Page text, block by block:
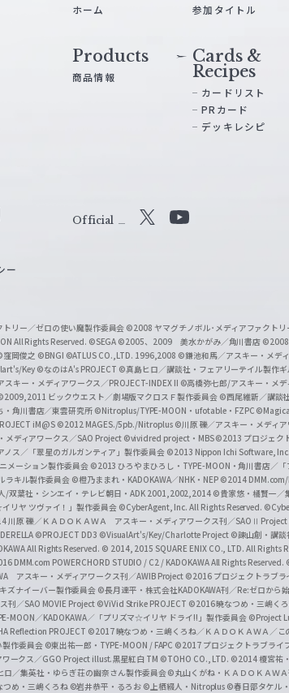
ホーム 参加タイトル
Products
商品情報
Cards &
Recipes
カードリスト
PRカード
デッキレシピ
Official
b
e
O
f
f
i
c
i
a
l
C
h
a
n
n
e
ー
リー／ゼロの使い魔製作委員会 ©2008 ヤマグチノボル･メディアファクト
All Rights Reserved. ©SEGA ©2005、2009 美水かがみ／角川書店 ©2008
岡俊之 ©BNGI ©ATLUS CO.,LTD. 1996,2008 ©鎌池和馬／アスキー・メデ
Key ©なのはA's PROJECT ©真島ヒロ／講談社・フェアリーテイル製作
キー・メディアワークス／PROJECT-INDEX II ©高橋弥七郎/アスキー・メ
ビックウエスト／劇場版マクロスＦ製作委員会 ©西尾維新／講談
角川書店／東雲研究所 ©Nitroplus/TYPE-MOON・ufotable・FZPC
iM@S ©2012 MAGES./5pb./Nitroplus ©川原 礫／アスキー・メディ
メディアワークス／SAO Project ©vividred project・MBS ©2013 プロジェク
ノス／「翠星のガルガンティア」製作委員会 ©2013 Nippon Ichi Software, Inc.
メーション製作委員会 ©2013 ひろやまひろし・TYPE-MOON・角川書店／
ラキル製作委員会 ©橙乃ままれ・KADOKAWA／NHK・NEP ©2014 DMM.com/
/双葉社・シンエイ・テレビ朝日・ADK 2001,2002,2014 ©貴家悠・橘賢一／
リヤ ツヴァイ！」製作委員会 ©CyberAgent, Inc. All Rights Reserved.
川原 礫／ＫＡＤＯＫＡＷＡ アスキー・メディアワークス刊／SAOⅡ Project
©PROJECT DD3 ©VisualArt's/Key/Charlotte Project ©諫山創・講談
All Rights Reserved. © 2014, 2015 SQUARE ENIX CO., LTD. All Rights
DMM.com POWERCHORD STUDIO / C2 / KADOKAWA All Rights Reserved.
アスキー・メディアワークス刊／AWIB Project ©2016 プロジェクトラブラ
ズナイーバー製作委員会 ©長月達平・株式会社KADOKAWA刊／Re:ゼロから
刊／SAO MOVIE Project ©ViVid Strike PROJECT ©2016 暁なつめ・三嶋く
MOON／KADOKAWA／「プリズマ☆イリヤ ドライ!!」製作委員会 ©Project
Reflection PROJECT ©2017 暁なつめ・三嶋くろね／ＫＡＤＯＫＡＷＡ／こ
製作委員会 ©東出祐一郎・TYPE-MOON / FAPC ©2017 プロジェクトラブライ
ークス／GGO Project illust.黒星紅白 TM ©TOHO CO., LTD. ©2014 榎宮祐
ロ／集英社・ゆらぎ荘の幽奈さん製作委員会©丸山くがね・ＫＡＤＯＫＡＷ
め・三嶋くろね ©岩井恭平・るろお ©上栖綴人・Nitroplus ©春日部タケル